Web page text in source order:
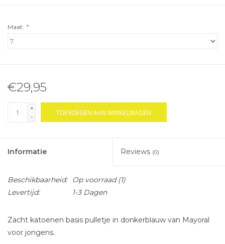
Maat: *
€29,95
+
-
TOEVOEGEN AAN WINKELWAGEN
Informatie Reviews (0)
Beschikbaarheid: Op voorraad(1)
Levertijd:
1-3 Dagen
Zacht katoenen basis pulletje in donkerblauw van Mayoral
voor jongens.